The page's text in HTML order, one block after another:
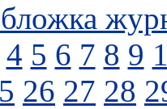
4 5 6 7 8 9
26 27 28